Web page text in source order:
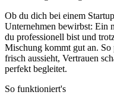
Ob du dich bei einem
Unternehmen bewirbst: Ein
du professionell bist und
Mischung kommt gut an.
frisch aussieht, Vertrauen
perfekt begleitet.
So funktioniert's